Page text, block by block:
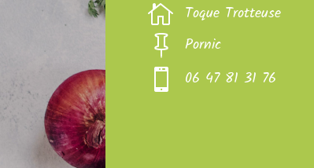
 Toque Trotteuse
 Pornic
 06 47 81 31 76